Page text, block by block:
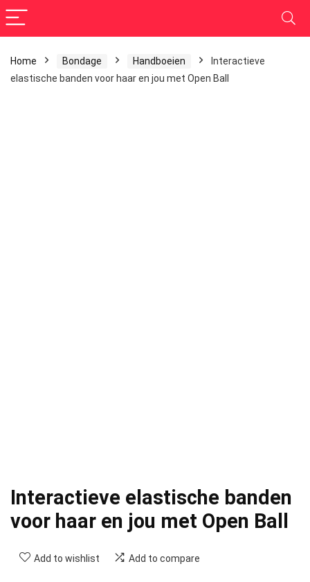
Home Bondage Handboeien
Interactieve
elastische banden voor haar en jou met Open Ball
Interactieve elastische banden
voor haar en jou met Open Ball
Add to wishlist Add to compare